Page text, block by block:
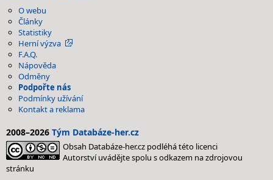
O webu
Články
Statistiky
Herní výzva
F.A.Q.
Nápověda
Odměny
Podpořte nás
Podmínky užívání
Kontakt a reklama
2008–2026 Tým Databáze-her.cz
Obsah Databáze-her.cz podléhá této licenci
Autorství uvádějte spolu s odkazem na zdrojovou
stránku